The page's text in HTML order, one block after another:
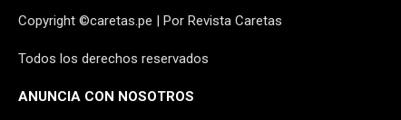
Copyright ©caretas.pe | Por Revista Caretas
Todos los derechos reservados
ANUNCIA CON NOSOTROS